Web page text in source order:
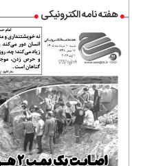
هفته نامه الکترونیکی